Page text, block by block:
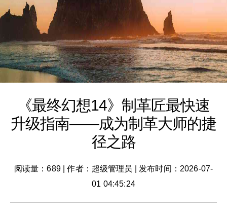
《最终幻想14》制革匠最快速
升级指南——成为制革大师的捷
径之路
阅读量：689|作者：超级管理员
发布时间：2026-07-
01 04:45:24